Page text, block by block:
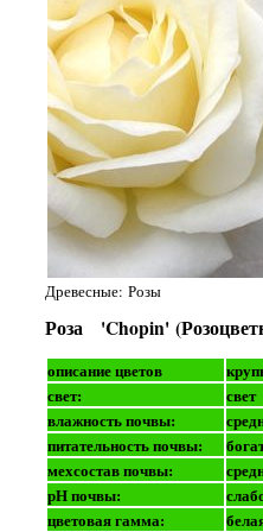
Древесные: Розы
Роза 'Chopin'
описание цветов
свет:
свет
влажность почвы:
питательность почвы:
мехсостав почвы:
рН почвы:
цветовая гамма: